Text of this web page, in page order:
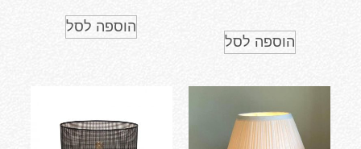
הוספה לסל
הוספה לסל